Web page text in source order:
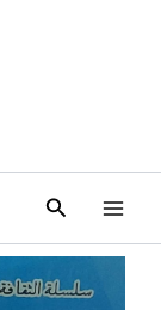
البحث
الصياغة